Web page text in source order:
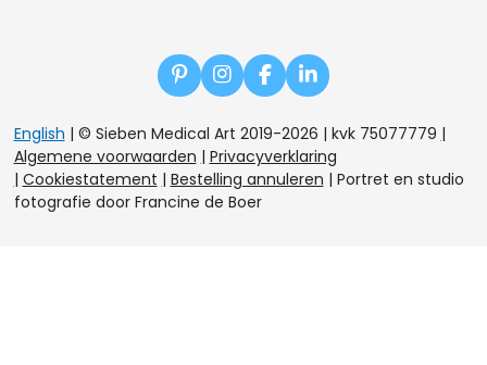
P
i
n
t
e
r
e
I
n
t
a
g
r
F
a
c
e
b
o
L
i
n
k
e
d
English | © Sieben Medical Art 2019-2026 | kvk 75077779 |
Algemene voorwaarden | Privacyverklaring
| Cookiestatement | Bestelling annuleren | Portret en studio
fotografie door Francine de Boer